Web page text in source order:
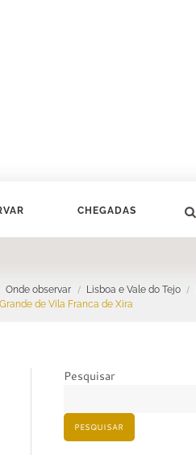
CHEGADAS
Onde observar Lisboa e Vale do Tejo
de Vila Franca de Xira
Pesquisar
PESQUISAR